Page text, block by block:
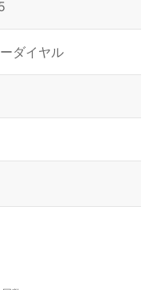
ダイヤル